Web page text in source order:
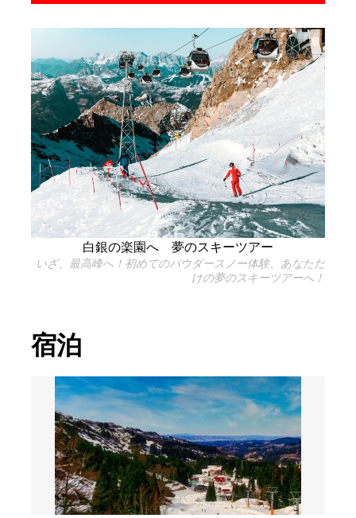
白銀の楽園へ 夢のスキーツアー
いざ、最高峰へ！初めてのパウダースノー体験、あなただ
けの夢のスキーツアーへ！
宿泊